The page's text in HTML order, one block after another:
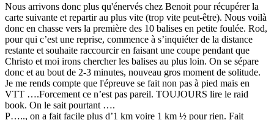
Nous arrivons donc plus qu'énervés chez Benoit pour récupérer la
carte suivante et repartir au plus vite (trop vite peut-être). Nous voilà
donc en chasse vers la première des 10 balises en petite foulée. Rod,
pour qui c’est une reprise, commence à s’inquiéter de la distance
restante et souhaite raccourcir en faisant une coupe pendant que
Christo et moi irons chercher les balises au plus loin. On se sépare
donc et au bout de 2-3 minutes, nouveau gros moment de solitude.
Je me rends compte que l'épreuve se fait non pas à pied mais en
VTT ….Forcement ce n’est pas pareil. TOUJOURS lire le raid
book. On le sait pourtant ….
P….., on a fait facile plus d’1 km voire 1 km ½ pour rien. Fait